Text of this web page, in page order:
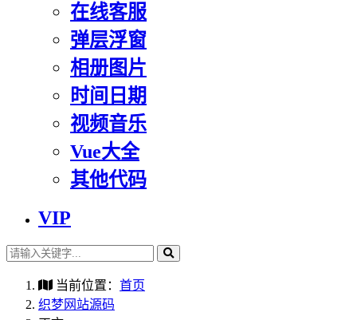
在线客服
弹层浮窗
相册图片
时间日期
视频音乐
Vue大全
其他代码
VIP
当前位置： 首页
织梦网站源码